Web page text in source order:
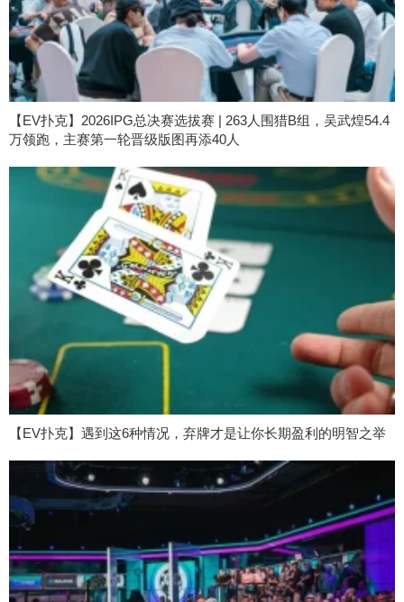
【EV扑克】2026IPG总决赛选拔赛 | 263人围猎B组，吴武煌54.4
万领跑，主赛第一轮晋级版图再添40人
【EV扑克】遇到这6种情况，弃牌才是让你长期盈利的明智之举